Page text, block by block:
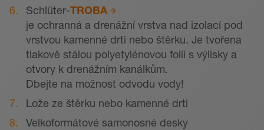
Schlüter-TROBA
je ochranná a drenážní vrstva nad izolací pod
vrstvou kamenné drti nebo štěrku. Je tvořena
tlakově stálou polyetylénovou folií s výlisky a
otvory k drenážním kanálkům.
Dbejte na možnost odvodu vody!
Lože ze štěrku nebo kamenné drti
Velkoformátové samonosné desky